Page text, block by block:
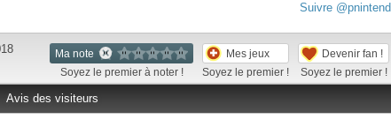
Suivre
Ma note
Soyez le premier à noter !
Mes jeux
Soyez le premier !
Devenir fan !
Soyez le premier !
Avis des visiteurs